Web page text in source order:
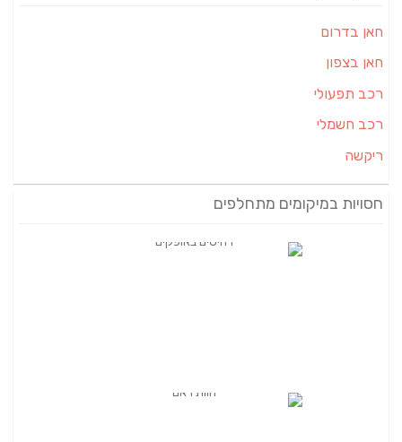
חאן בדרום
חאן בצפון
רכב תפעולי
רכב חשמלי
ריקשה
חסויות במיקומים מתחלפים